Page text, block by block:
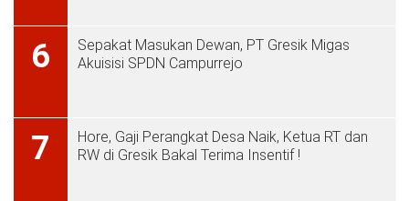
6
Sepakat Masukan Dewan, PT Gresik Migas
Akuisisi SPDN Campurrejo
7
Hore, Gaji Perangkat Desa Naik, Ketua RT dan
RW di Gresik Bakal Terima Insentif !